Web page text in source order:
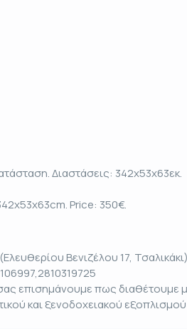
Διαστάσεις: 342x53x63εκ.
Price: 350€.
Βενιζέλου 17,
επισημάνουμε πως διαθέτουμε
και ξενοδοχειακού εξοπλισμού